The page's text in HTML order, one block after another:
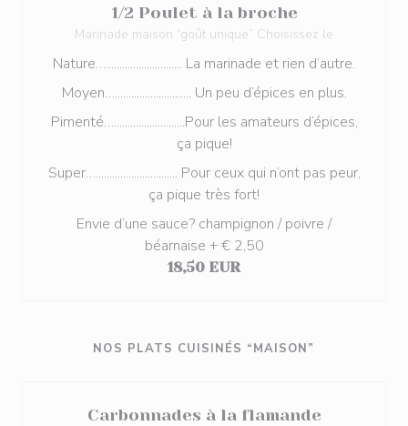
1/2 Poulet à la broche
Marinade maison “goût unique” Choisissez le
Nature…............................ La marinade et rien d’autre.
Moyen…............................ Un peu d’épices en plus.
Pimenté…..........................Pour les amateurs d’épices,
ça pique!
Super….............................. Pour ceux qui n’ont pas peur,
ça pique très fort!
Envie d’une sauce? champignon / poivre /
béarnaise + € 2,50
18,50 EUR
NOS PLATS CUISINÉS “MAISON”
Carbonnades à la flamande